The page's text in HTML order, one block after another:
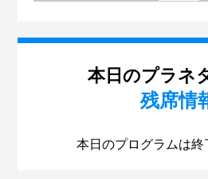
本日のプラネ
残席情
本日のプログラムは終